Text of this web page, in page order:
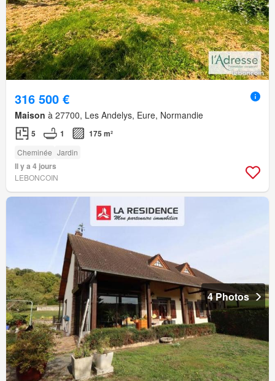
316 500 €
Maison à 27700, Les Andelys, Eure, Normandie
5 1 175 m²
Cheminée Jardin
Il y a 4 jours
LEBONCOIN
4 Photos